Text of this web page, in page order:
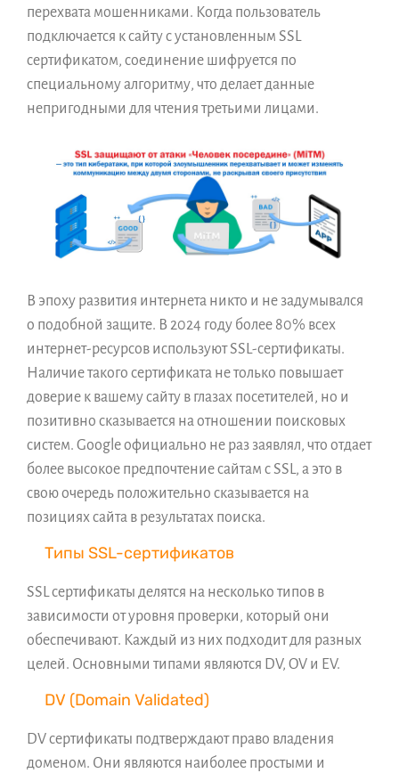
перехвата мошенниками. Когда пользователь
подключается к сайту с установленным SSL
сертификатом, соединение шифруется по
специальному алгоритму, что делает данные
непригодными для чтения третьими лицами.
В эпоху развития интернета никто и не задумывался
о подобной защите. В 2024 году более 80% всех
интернет-ресурсов используют SSL-сертификаты.
Наличие такого сертификата не только повышает
доверие к вашему сайту в глазах посетителей, но и
позитивно сказывается на отношении поисковых
систем. Google официально не раз заявлял, что отдает
более высокое предпочтение сайтам с SSL, а это в
свою очередь положительно сказывается на
позициях сайта в результатах поиска.
Типы SSL-сертификатов
SSL сертификаты делятся на несколько типов в
зависимости от уровня проверки, который они
обеспечивают. Каждый из них подходит для разных
целей. Основными типами являются DV, OV и EV.
DV (Domain Validated)
DV сертификаты подтверждают право владения
доменом. Они являются наиболее простыми и